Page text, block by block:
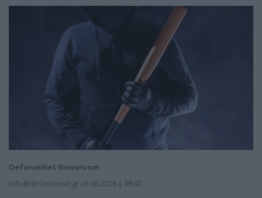
DefenceNet Newsroom
info@defencenet.gr 03.06.2026 | 08:02